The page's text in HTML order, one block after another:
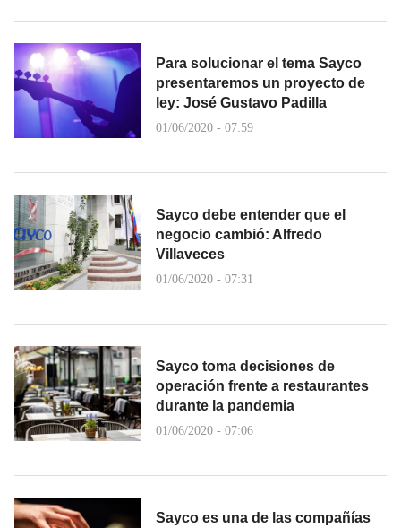
Para solucionar el tema Sayco
presentaremos un proyecto de
ley: José Gustavo Padilla
01/06/2020 - 07:59
Sayco debe entender que el
negocio cambió: Alfredo
Villaveces
01/06/2020 - 07:31
Sayco toma decisiones de
operación frente a restaurantes
durante la pandemia
01/06/2020 - 07:06
Sayco es una de las compañías